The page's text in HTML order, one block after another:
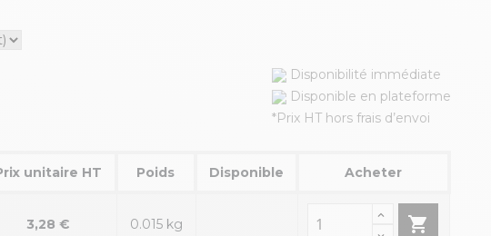
Disponibilité immédiate
Disponible en plateforme
*Prix HT hors frais d’envoi
unitaire HT Poids Disponible Acheter
3,28 € 0.015 kg 